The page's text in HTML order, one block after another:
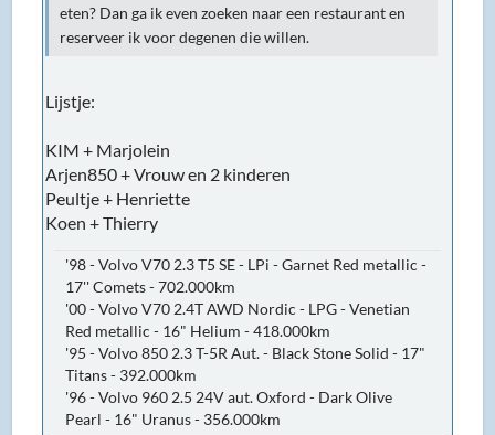
eten? Dan ga ik even zoeken naar een restaurant en
reserveer ik voor degenen die willen.
Lijstje:
KIM + Marjolein
Arjen850 + Vrouw en 2 kinderen
Peultje + Henriette
Koen + Thierry
'98 - Volvo V70 2.3 T5 SE - LPi - Garnet Red metallic -
17'' Comets - 702.000km
'00 - Volvo V70 2.4T AWD Nordic - LPG - Venetian
Red metallic - 16" Helium - 418.000km
'95 - Volvo 850 2.3 T-5R Aut. - Black Stone Solid - 17"
Titans - 392.000km
'96 - Volvo 960 2.5 24V aut. Oxford - Dark Olive
Pearl - 16" Uranus - 356.000km